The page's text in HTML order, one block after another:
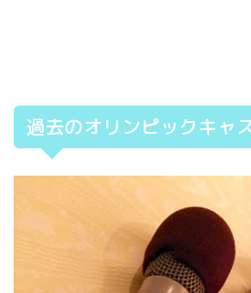
過去のオリンピックキャ